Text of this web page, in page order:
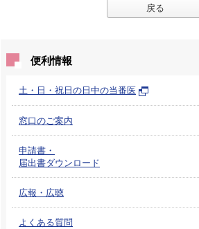
戻る
便利情報
土・日・祝日の日中の当番医
窓口のご案内
申請書・
届出書ダウンロード
広報・広聴
よくある質問